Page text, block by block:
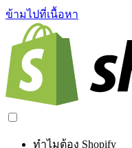
ข้ามไปที่เนื้อหา
ทำไมต้อง Shopify